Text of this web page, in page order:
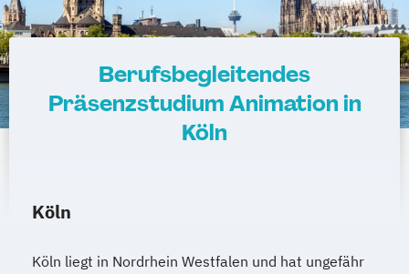
Berufsbegleitendes
Präsenzstudium Animation in
Köln
Köln
Köln liegt in Nordrhein Westfalen und hat ungefähr